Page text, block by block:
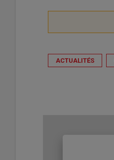
ACTUALITÉS